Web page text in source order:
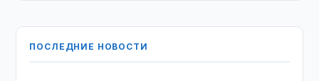
ПОСЛЕДНИЕ НОВОСТИ